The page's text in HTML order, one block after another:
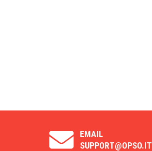
EMAIL
SUPPORT@OPSO.IT